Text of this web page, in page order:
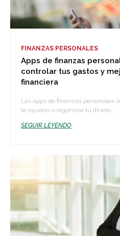
FINANZAS PERSONALES
Apps de finanzas
controlar tus gastos y
financiera
Las apps de finanzas personales
te ayudan a organizar tu dinero...
SEGUIR LEYENDO